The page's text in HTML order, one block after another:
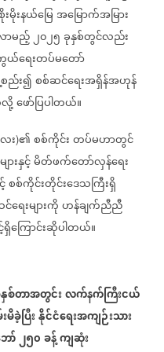
မိုးနယ်မြေအမြောက်အမြား
ာမည့်၂၀၂၅ခုနှစ်တွင်လည်း
ရေးတပ်မတော်
ည်း၍စစ်ဆင်ရေးအရှိန်အဟုန်
လို့ဖော်ပြပါတယ်။
း)၏စစ်ကိုင်းတပ်မဟာတွင်
းနှင့်မိတ်ဖက်တော်လှန်ရေး
စစ်ကိုင်းတိုင်းဒေသကြီးရှိ
ရေးများကိုဟန်ချက်ညီညီ
ြောင်းဆိုပါတယ်။
စ်တာအတွင်းလက်နက်ကြီးငယ်
မိခဲ့ပြီးနိုင်ငံရေးအကျဉ်းသား
ာ်၂၅၀ခန့်ကျဆုံး